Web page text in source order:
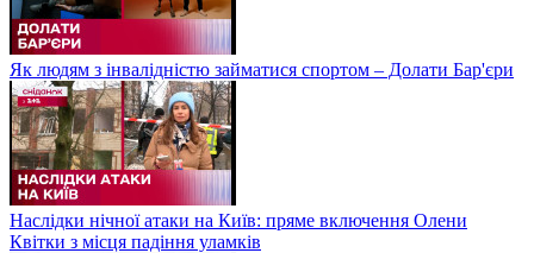
Як людям з інвалідністю займатися спортом – Долати Бар'єри
Наслідки нічної атаки на Київ: пряме включення Олени
Квітки з місця падіння уламків